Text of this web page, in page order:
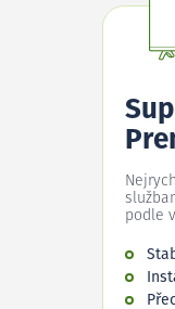
podle